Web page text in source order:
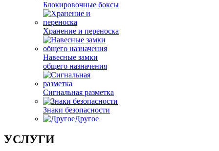
Блокировочные боксы
Хранение и переноска
Навесные замки
общего назначения
Сигнальная разметка
Знаки безопасности
Другое
УСЛУГИ